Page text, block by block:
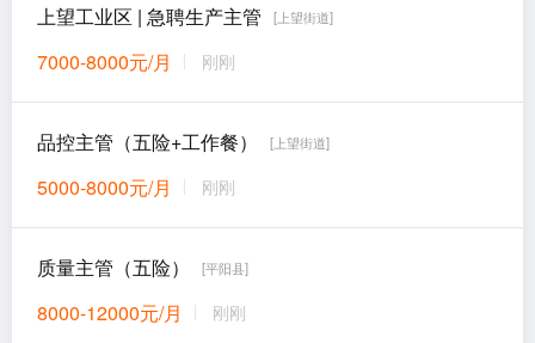
上望工业区 | 急聘生产主管 [上望街道]
7000-8000元/月 刚刚
品控主管（五险+工作餐） [上望街道]
5000-8000元/月 刚刚
质量主管（五险） [平阳县]
8000-12000元/月 刚刚